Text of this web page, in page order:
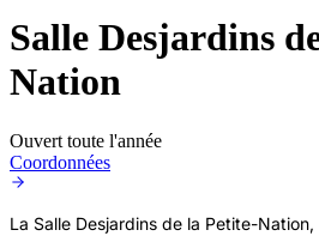
Salle Desjardins
Nation
Ouvert toute l'année
Coordonnées
La Salle Desjardins de la Petite-